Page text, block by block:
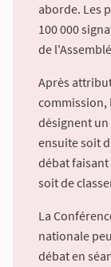
aborde. Les
100 000
de
Après
commission,
désignent
ensuite soit
débat
soit de
La
nationale
débat en